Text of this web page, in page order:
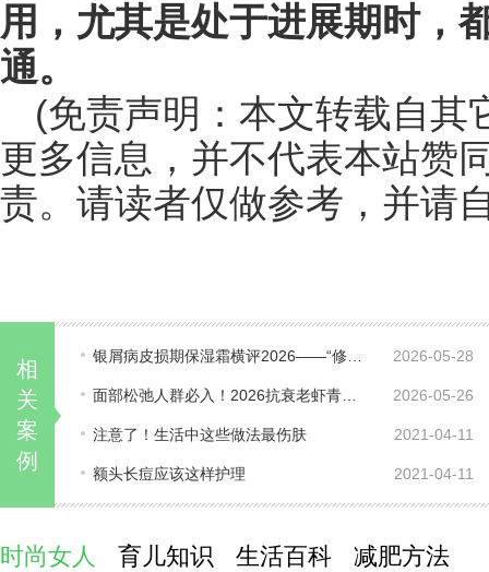
用，尤其是处于进展期时，
通。
(免责声明：本文转载自其
更多信息，并不代表本站赞
责。请读者仅做参考，并请
相
关
案
例
2026-05-28
2026-05-26
注意了！生活中这些做法最伤肤 2021-04-11
额头长痘应该这样护理 2021-04-11
时尚女人 育儿知识 生活百科 减肥方法